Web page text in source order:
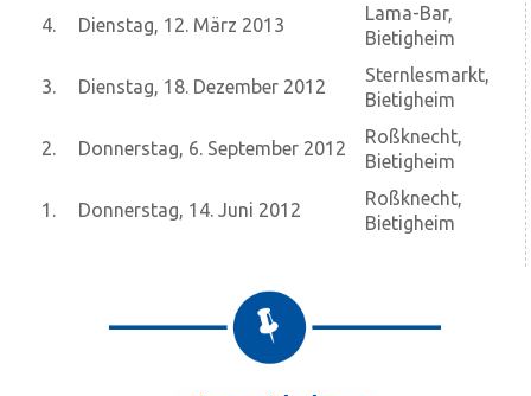
4. Dienstag, 12. März 2013
Lama-Bar,
Bietigheim
3. Dienstag, 18. Dezember 2012
Sternlesmarkt,
Bietigheim
2. Donnerstag, 6. September 2012
Roßknecht,
Bietigheim
1. Donnerstag, 14. Juni 2012
Roßknecht,
Bietigheim